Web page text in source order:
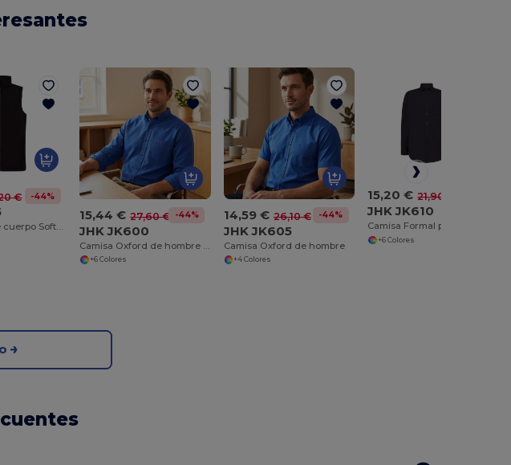
€ -44%
Calentador de cuerpo Softshell
15,44 € 27,60 € -44%
JHK JK600
+6 Colores
14,59 € 26,10 € -44%
JHK JK605
Camisa Oxford de hombre
+4 Colores
15,20 € 21,90 €
JHK JK610
+6 Colores